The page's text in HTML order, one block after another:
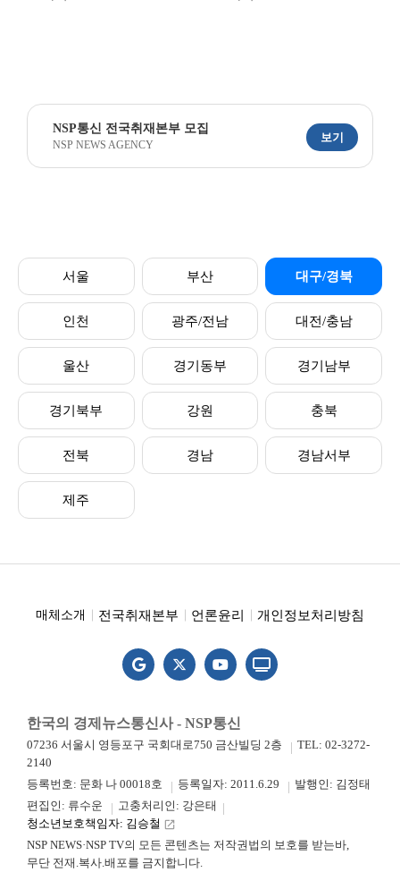
NSP통신 전국취재본부 모집
NSP NEWS AGENCY
보기
서울 부산 대구/경북
인천 광주/전남 대전/충남
울산 경기동부 경기남부
경기북부 강원 충북
전북 경남 경남서부
제주
매체소개 전국취재본부 언론윤리 개인정보처리방침
한국의 경제뉴스통신사 - NSP통신
07236 서울시 영등포구 국회대로750 금산빌딩 2층
TEL: 02-3272-
2140
등록번호: 문화 나 00018호
등록일자: 2011.6.29
발행인: 김정태
편집인: 류수운
고충처리인: 강은태
청소년보호책임자: 김승철 launch
NSP NEWS·NSP TV의 모든 콘텐츠는 저작권법의 보호를 받는바,
무단 전재.복사.배포를 금지합니다.